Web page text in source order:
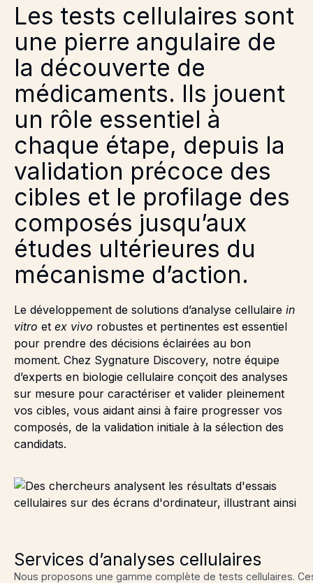
Les tests cellulaires sont
une pierre angulaire de
la découverte de
médicaments. Ils jouent
un rôle essentiel à
chaque étape, depuis la
validation précoce des
cibles et le profilage des
composés jusqu’aux
études ultérieures du
mécanisme d’action.
Le développement de solutions d’analyse cellulaire in
vitro et ex vivo robustes et pertinentes est essentiel
pour prendre des décisions éclairées au bon
moment. Chez Sygnature Discovery, notre équipe
d’experts en biologie cellulaire conçoit des analyses
sur mesure pour caractériser et valider pleinement
vos cibles, vous aidant ainsi à faire progresser vos
composés, de la validation initiale à la sélection des
candidats.
Services d’analyses cellulaires
Nous proposons une gamme complète de tests cellulaires.